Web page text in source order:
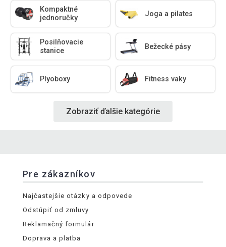
Kompaktné
jednoručky
Joga a pilates
Posilňovacie
stanice
Bežecké pásy
Plyoboxy Fitness vaky
Zobraziť ďalšie kategórie
Pre zákazníkov
Najčastejšie otázky a odpovede
Odstúpiť od zmluvy
Reklamačný formulár
Doprava a platba